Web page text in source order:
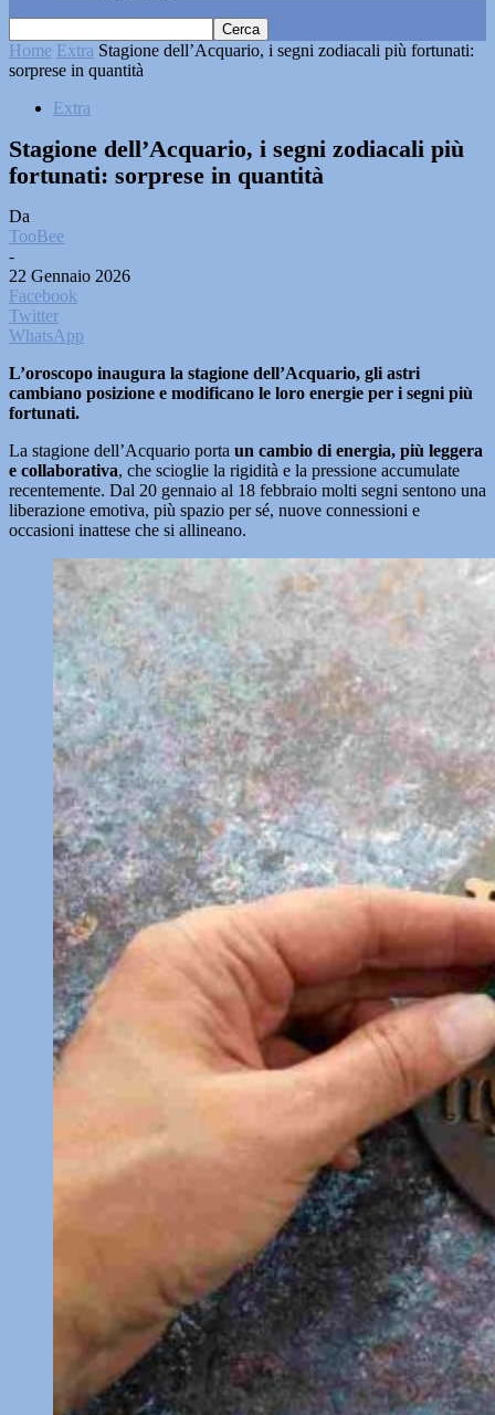
Home Extra Stagione dell’Acquario, i segni zodiacali più fortunati:
sorprese in quantità
Extra
Stagione dell’Acquario, i segni zodiacali più
fortunati: sorprese in quantità
Da
TooBee
-
22 Gennaio 2026
Facebook
Twitter
WhatsApp
L’oroscopo inaugura la stagione dell’Acquario, gli astri
cambiano posizione e modificano le loro energie per i segni più
fortunati.
La stagione dell’Acquario porta un cambio di energia, più leggera
e collaborativa, che scioglie la rigidità e la pressione accumulate
recentemente. Dal 20 gennaio al 18 febbraio molti segni sentono una
liberazione emotiva, più spazio per sé, nuove connessioni e
occasioni inattese che si allineano.